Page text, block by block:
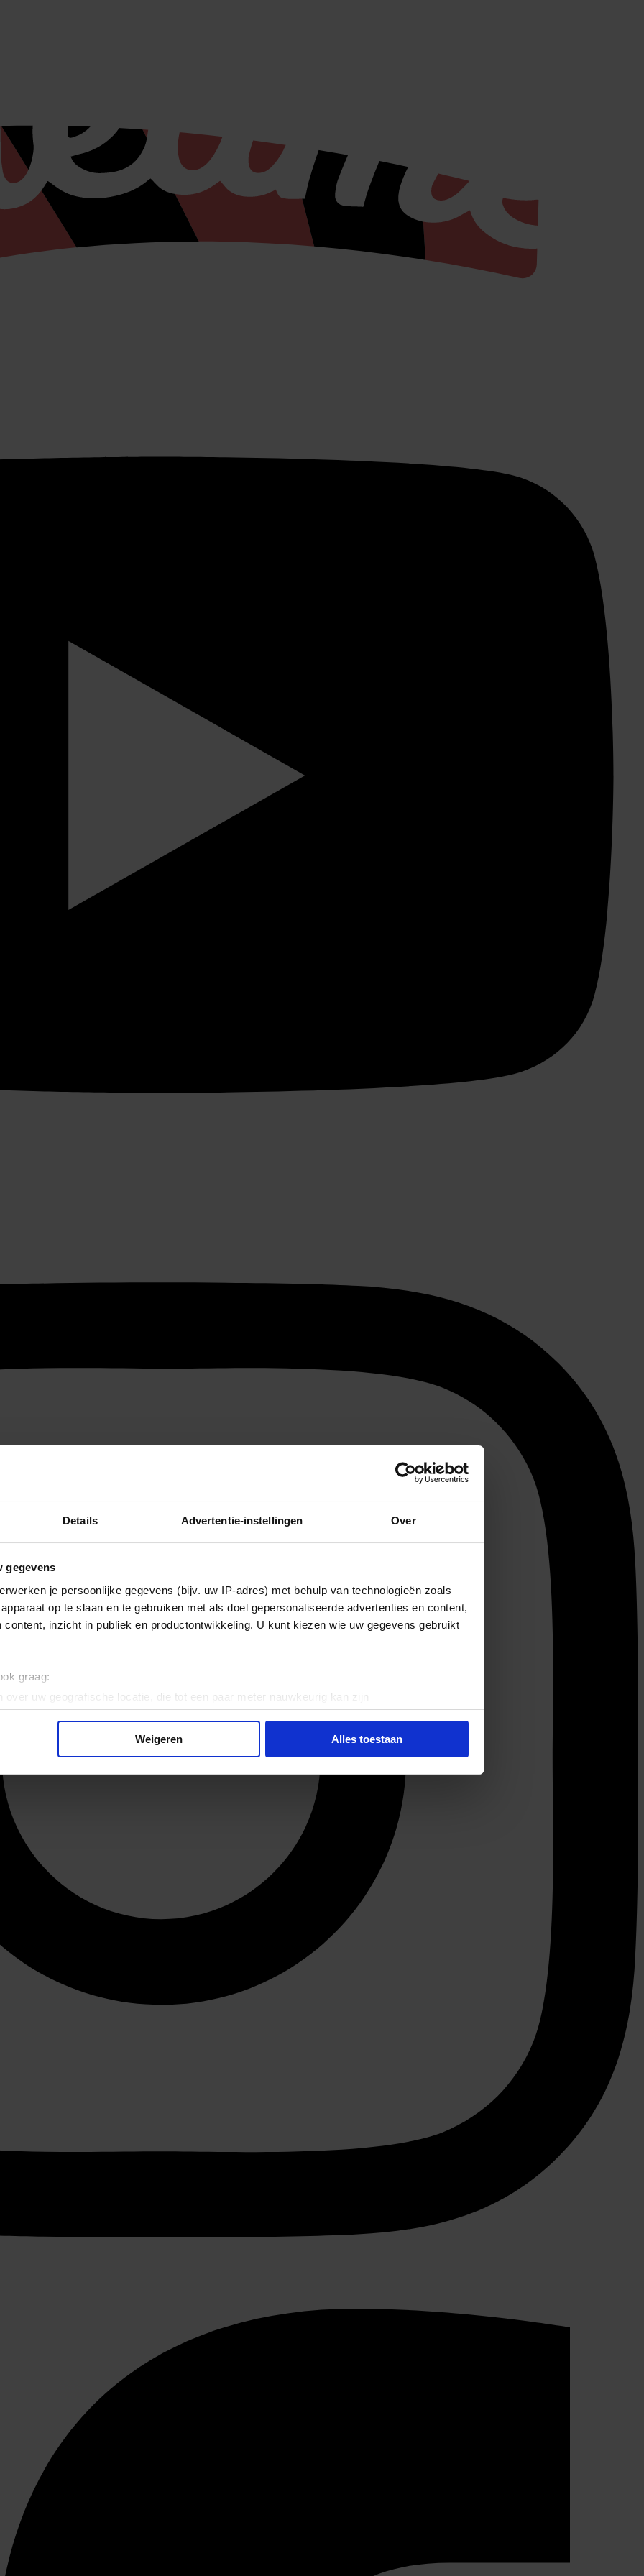
Details Advertentie-instellingen Over
gegevens
je persoonlijke gegevens (bijv. uw IP-adres) met behulp van technologieën zoals
op te slaan en te gebruiken met als doel gepersonaliseerde advertenties en content,
content, inzicht in publiek en productontwikkeling. U kunt kiezen wie uw gegevens gebruikt
graag:
over uw geografische locatie, die tot een paar meter nauwkeurig kan zijn
door het actief te scannen op specifieke eigenschappen (fingerprinting)
gegevens worden verwerkt en stel uw voorkeuren in het
detailgedeelte
en advertenties te personaliseren, om functies voor social media te bieden en om ons
Ook delen we informatie over uw gebruik van onze site met onze partners voor social
Deze partners kunnen deze gegevens combineren met andere informatie die u aan ze heeft
op basis van uw gebruik van hun services.
Weigeren Alles toestaan